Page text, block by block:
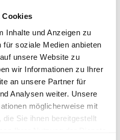
Cookies
Inhalte und Anzeigen zu
soziale Medien anbieten
unsere Website zu
wir Informationen zu Ihrer
an unsere Partner für
Analysen weiter. Unsere
möglicherweise mit
Sie ihnen bereitgestellt